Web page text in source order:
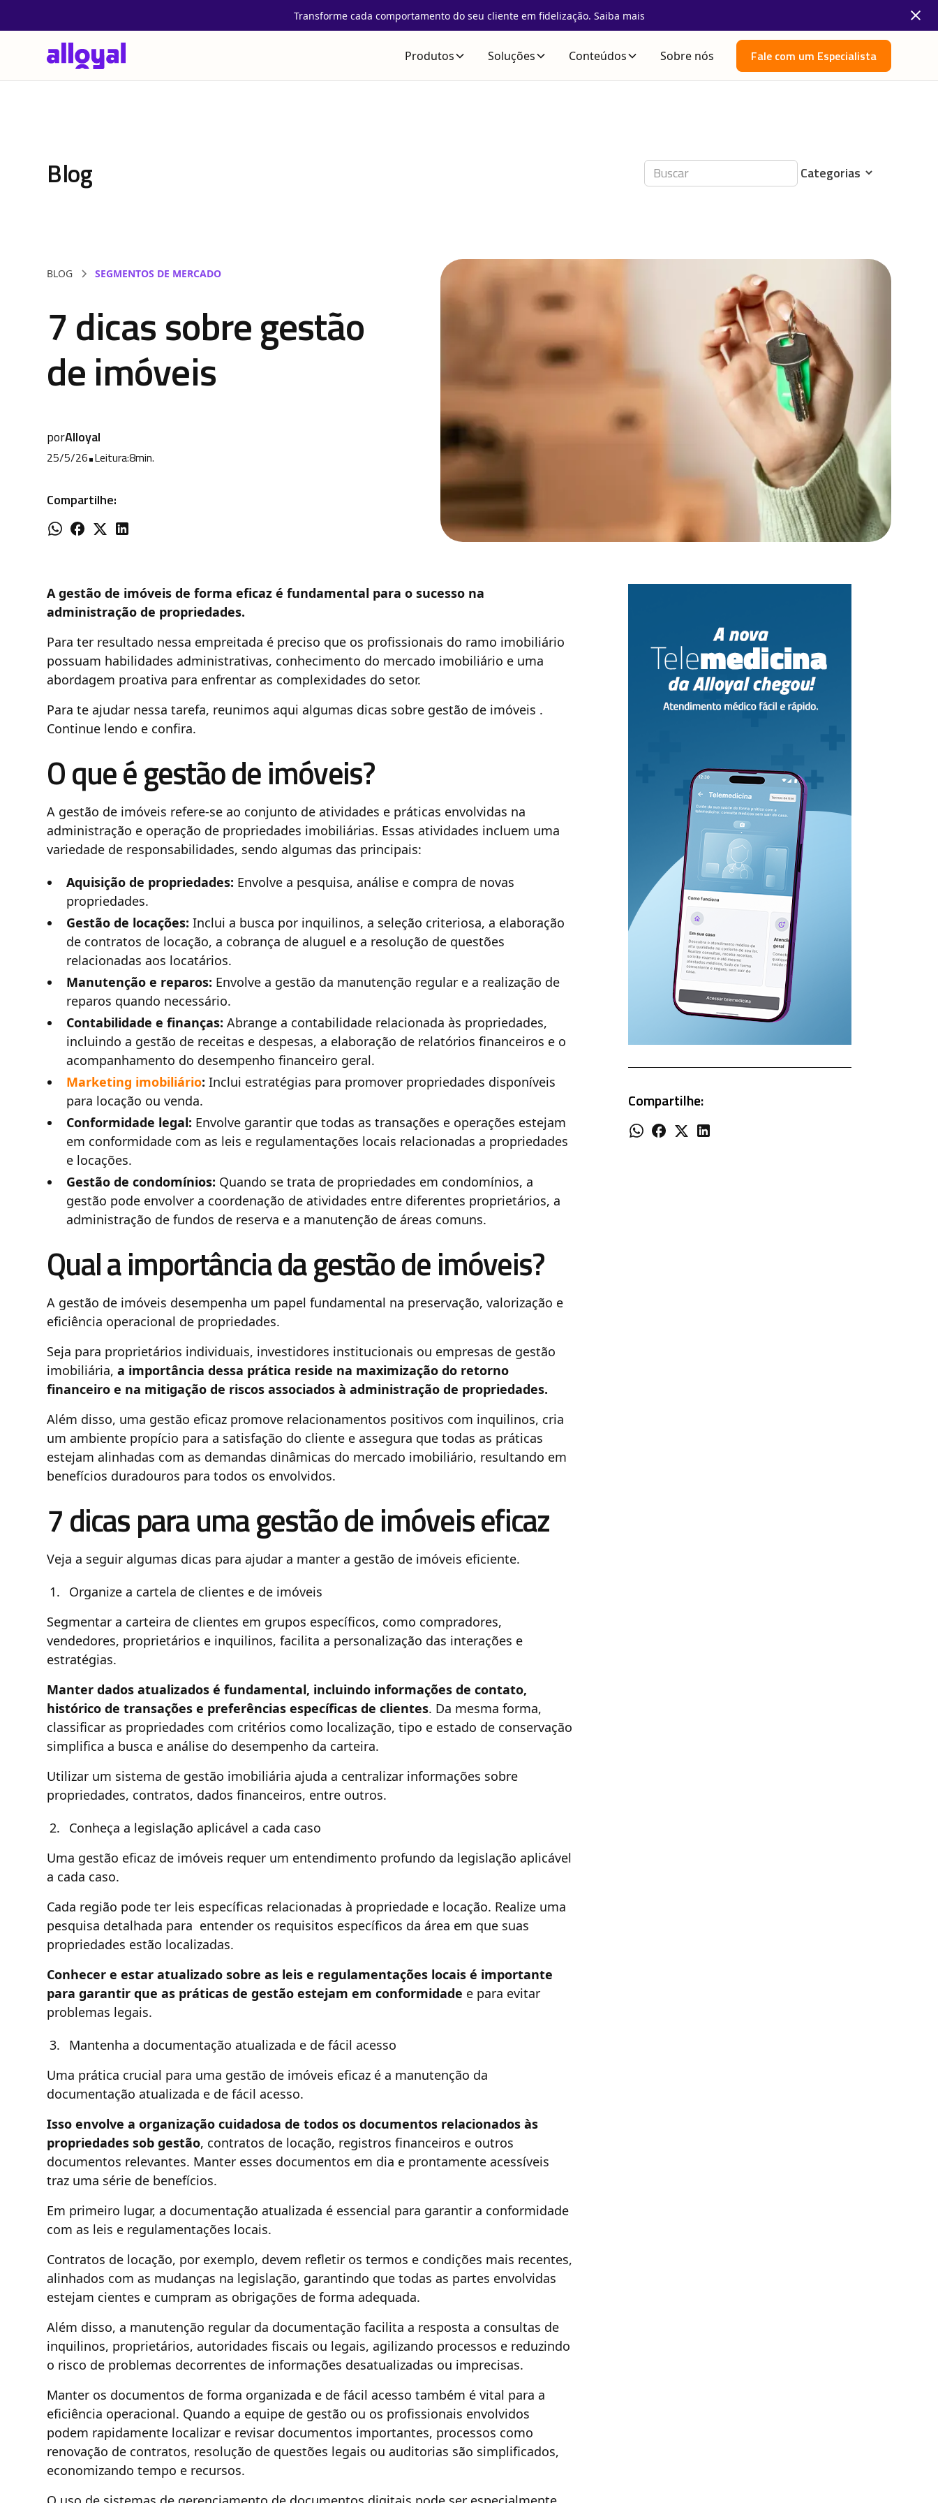
Transforme cada comportamento do seu cliente em fidelização. Saiba mais
Produtos Soluções Conteúdos Sobre nós Fale com um Especialista
Blog
BLOG SEGMENTOS DE MERCADO
7 dicas sobre gestão
de imóveis
porAlloyal
25/5/26•Leitura:8min.
Compartilhe:
A gestão de imóveis de forma eficaz é fundamental para o sucesso na
administração de propriedades.
Para ter resultado nessa empreitada é preciso que os profissionais do ramo imobiliário
possuam habilidades administrativas, conhecimento do mercado imobiliário e uma
abordagem proativa para enfrentar as complexidades do setor.
Para te ajudar nessa tarefa, reunimos aqui algumas dicas sobre gestão de imóveis .
Continue lendo e confira.
O que é gestão de imóveis?
A gestão de imóveis refere-se ao conjunto de atividades e práticas envolvidas na
administração e operação de propriedades imobiliárias. Essas atividades incluem uma
variedade de responsabilidades, sendo algumas das principais:
Aquisição de propriedades: Envolve a pesquisa, análise e compra de novas
propriedades.
Gestão de locações:Inclui a busca por inquilinos, a seleção criteriosa, a elaboração
de contratos de locação, a cobrança de aluguel e a resolução de questões
relacionadas aos locatários.
Manutenção e reparos: Envolve a gestão da manutenção regular e a realização de
reparos quando necessário.
Contabilidade e finanças: Abrange a contabilidade relacionada às propriedades,
incluindo a gestão de receitas e despesas, a elaboração de relatórios financeiros e o
acompanhamento do desempenho financeiro geral.
Marketing imobiliário: Inclui estratégias para promover propriedades disponíveis
para locação ou venda.
Conformidade legal: Envolve garantir que todas as transações e operações estejam
em conformidade com as leis e regulamentações locais relacionadas a propriedades
e locações.
Gestão de condomínios: Quando se trata de propriedades em condomínios, a
gestão pode envolver a coordenação de atividades entre diferentes proprietários, a
administração de fundos de reserva e a manutenção de áreas comuns.
Qual a importância da gestão de imóveis?
A gestão de imóveis desempenha um papel fundamental na preservação, valorização e
eficiência operacional de propriedades.
Seja para proprietários individuais, investidores institucionais ou empresas de gestão
imobiliária,a importância dessa prática reside na maximização do retorno
financeiro e na mitigação de riscos associados à administração de propriedades.
Além disso, uma gestão eficaz promove relacionamentos positivos com inquilinos, cria
um ambiente propício para a satisfação do cliente e assegura que todas as práticas
estejam alinhadas com as demandas dinâmicas do mercado imobiliário, resultando em
benefícios duradouros para todos os envolvidos.
7 dicas para uma gestão de imóveis eficaz
Veja a seguir algumas dicas para ajudar a manter a gestão de imóveis eficiente.
Organize a cartela de clientes e de imóveis
Segmentar a carteira de clientes em grupos específicos, como compradores,
vendedores, proprietários e inquilinos, facilita a personalização das interações e
estratégias.
Manter dados atualizados é fundamental, incluindo informações de contato,
histórico de transações e preferências específicas de clientes. Da mesma forma,
classificar as propriedades com critérios como localização, tipo e estado de conservação
simplifica a busca e análise do desempenho da carteira.
Utilizar um sistema de gestão imobiliária ajuda a centralizar informações sobre
propriedades, contratos, dados financeiros, entre outros.
Conheça a legislação aplicável a cada caso
Uma gestão eficaz de imóveis requer um entendimento profundo da legislação aplicável
a cada caso.
Cada região pode ter leis específicas relacionadas à propriedade e locação. Realize uma
pesquisa detalhada para entender os requisitos específicos da área em que suas
propriedades estão localizadas.
Conhecer e estar atualizado sobre as leis e regulamentações locais é importante
para garantir que as práticas de gestão estejam em conformidade e para evitar
problemas legais.
Mantenha a documentação atualizada e de fácil acesso
Uma prática crucial para uma gestão de imóveis eficaz é a manutenção da
documentação atualizada e de fácil acesso.
Isso envolve a organização cuidadosa de todos os documentos relacionados às
propriedades sob gestão, contratos de locação, registros financeiros e outros
documentos relevantes. Manter esses documentos em dia e prontamente acessíveis
traz uma série de benefícios.
Em primeiro lugar, a documentação atualizada é essencial para garantir a conformidade
com as leis e regulamentações locais.
Contratos de locação, por exemplo, devem refletir os termos e condições mais recentes,
alinhados com as mudanças na legislação, garantindo que todas as partes envolvidas
estejam cientes e cumpram as obrigações de forma adequada.
Além disso, a manutenção regular da documentação facilita a resposta a consultas de
inquilinos, proprietários, autoridades fiscais ou legais, agilizando processos e reduzindo
o risco de problemas decorrentes de informações desatualizadas ou imprecisas.
Manter os documentos de forma organizada e de fácil acesso também é vital para a
eficiência operacional. Quando a equipe de gestão ou os profissionais envolvidos
podem rapidamente localizar e revisar documentos importantes, processos como
renovação de contratos, resolução de questões legais ou auditorias são simplificados,
economizando tempo e recursos.
Compartilhe: